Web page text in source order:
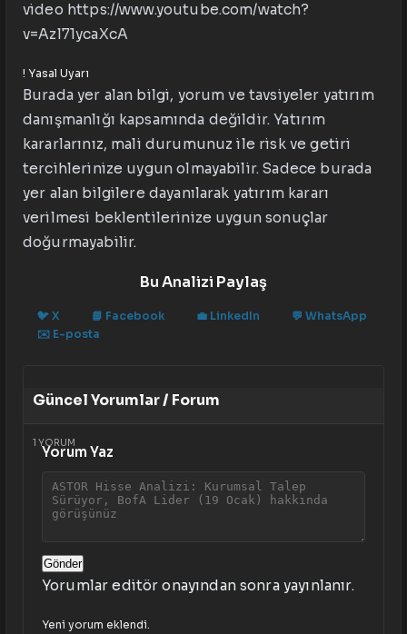
video https://www.youtube.com/watch?
v=Azl71ycaXcA
! Yasal Uyarı
Burada yer alan bilgi, yorum ve tavsiyeler yatırım
danışmanlığı kapsamında değildir. Yatırım
kararlarınız, mali durumunuz ile risk ve getiri
tercihlerinize uygun olmayabilir. Sadece burada
yer alan bilgilere dayanılarak yatırım kararı
verilmesi beklentilerinize uygun sonuçlar
doğurmayabilir.
Bu Analizi Paylaş
🐦 X 📘 Facebook 💼 LinkedIn 💬 WhatsApp
✉️ E-posta
Güncel Yorumlar / Forum
1 YORUM
Yorum Yaz
Gönder
Yorumlar editör onayından sonra yayınlanır.
Yeni yorum eklendi.